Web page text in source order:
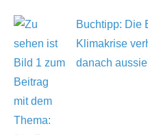
Buchtipp: Die
Klimakrise
danach